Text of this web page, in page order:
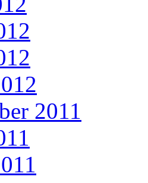
2011